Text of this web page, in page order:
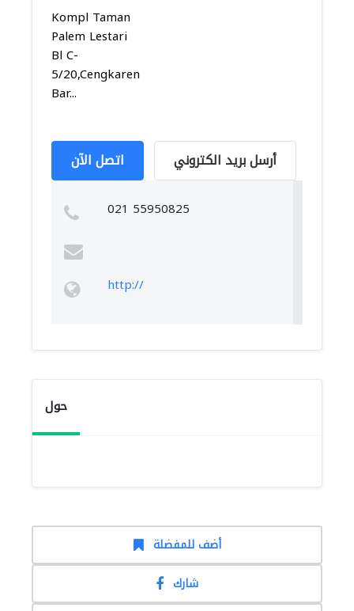
Kompl Taman
Palem Lestari
Bl C-
5/20,Cengkareng
Bar...
اتصل الآن أرسل بريد الكتروني
021 55950825
http://
حول
أضف للمفضلة
شارك